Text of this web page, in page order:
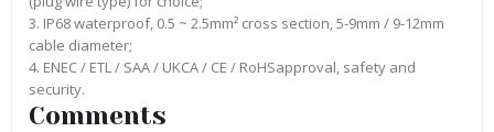
3. IP68 waterproof, 0.5 ~ 2.5mm² cross section, 5-9mm / 9-12mm
cable diameter;
4. ENEC / ETL / SAA / UKCA / CE / RoHSapproval, safety and
security.
Comments